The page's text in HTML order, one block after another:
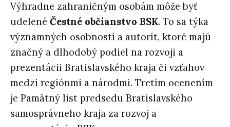
Výhradne zahraničným osobám môže byť
udelené Čestné občianstvo BSK. To sa týka
významných osobností a autorít, ktoré majú
značný a dlhodobý podiel na rozvoji a
prezentácii Bratislavského kraja či vzťahov
medzi regiónmi a národmi. Tretím ocenením
je Pamätný list predsedu Bratislavského
samosprávneho kraja za rozvoj a